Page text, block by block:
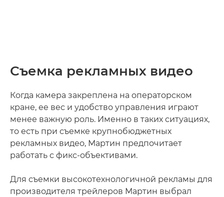
Съемка рекламных видео
Когда камера закреплена на операторском
кране, ее вес и удобство управления играют
менее важную роль. Именно в таких ситуациях,
то есть при съемке крупнобюджетных
рекламных видео, Мартин предпочитает
работать с фикс-объективами.
Для съемки высокотехнологичной рекламы для
производителя трейлеров Мартин выбрал